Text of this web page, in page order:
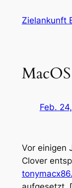
InhaltZielankunft
Feb.
Vor einigen
Clover